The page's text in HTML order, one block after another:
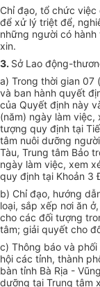
Chỉ đạo, tổ chức
để xử lý triệt để,
những người có
xin.
3. Sở Lao động-
a) Trong thời gian 07
và ban hành quyết
của Quyết định này
(năm) ngày làm
tượng quy định tại
tâm nuôi dưỡng
Tàu, Trung tâm Bảo
ngày làm việc, xem
quy định tại Khoản 3
b) Chỉ đạo, hướng
loại, sắp xếp nơi ăn
cho các đối tượng
tâm; giải quyết cho
c) Thông báo và phối
hội các tỉnh, thành
bàn tỉnh Bà Rịa -
dưỡng tại Trung tâm